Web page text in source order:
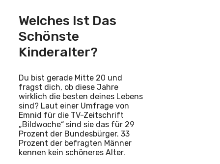
Welches Ist Das
Schönste
Kinderalter?
Du bist gerade Mitte 20 und
fragst dich, ob diese Jahre
wirklich die besten deines Lebens
sind? Laut einer Umfrage von
Emnid für die TV-Zeitschrift
„Bildwoche“ sind sie das für 29
Prozent der Bundesbürger. 33
Prozent der befragten Männer
kennen kein schöneres Alter.